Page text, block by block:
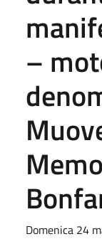
–
Domenica 24